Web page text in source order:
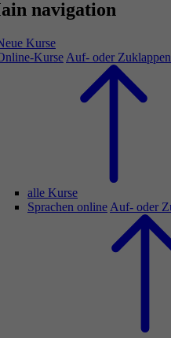
navigation
Kurse
Kurse Auf- oder Zuklappen
alle Kurse
Sprachen online Auf- oder